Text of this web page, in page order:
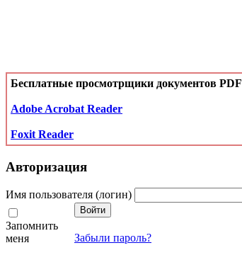
Бесплатные просмотрщики документов PDF
Adobe Acrobat Reader
Foxit Reader
Авторизация
Имя пользователя (логин)
Запомнить
меня
Забыли пароль?